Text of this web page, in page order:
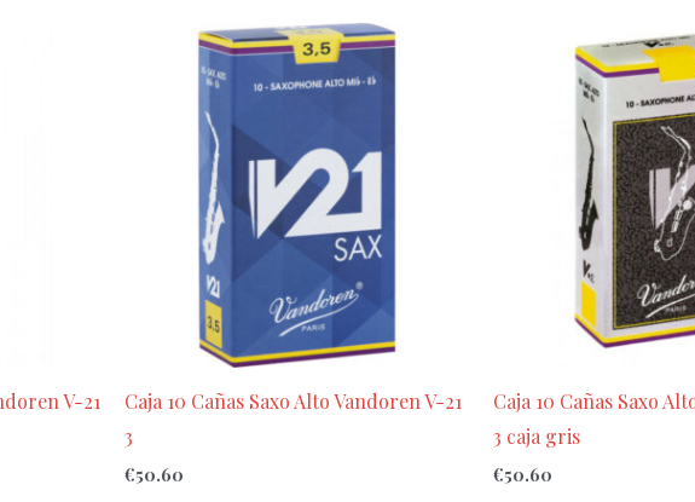
V-21
Caja 10 Cañas Saxo Alto Vandoren V-21
3
€50.60
Caja 10 Cañas Saxo
3 caja gris
€50.60